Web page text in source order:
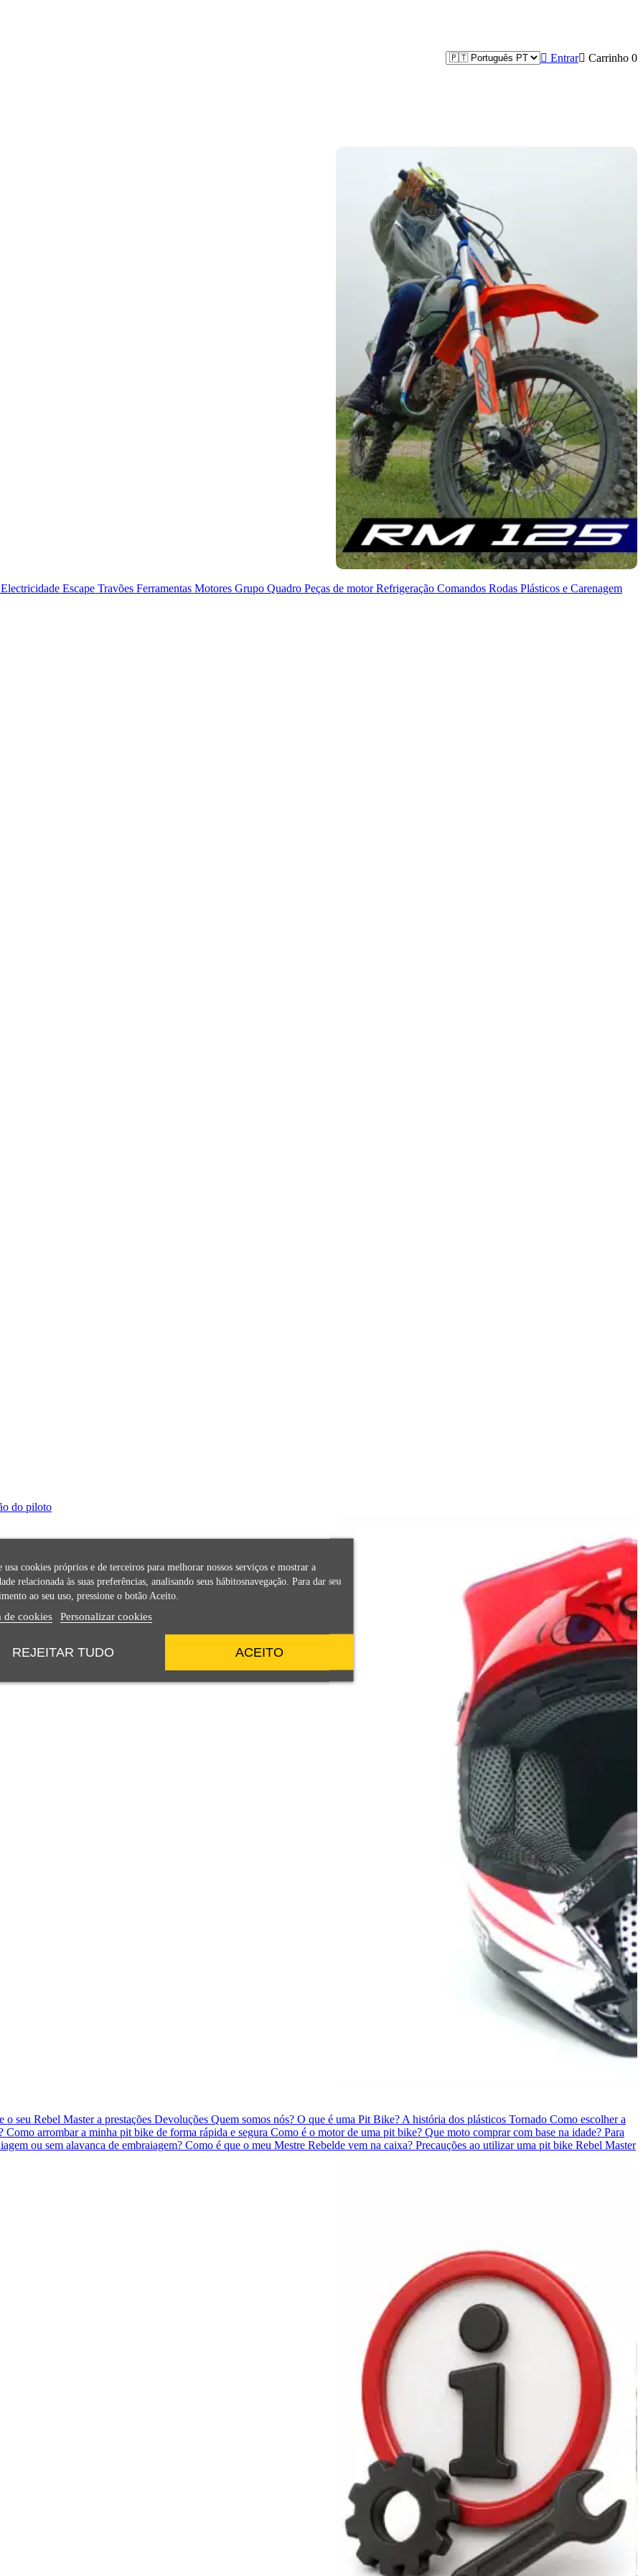
 Entrar Carrinho 0
Electricidade Escape Travões Ferramentas Motores Grupo Quadro Peças de motorRefrigeração Comandos Rodas Plásticos e Carenagem
do piloto
o seu Rebel Master a prestações Devoluções Quem somos nós? O que é uma Pit Bike? A história dos plásticos Tornado Como escolher a
Como arrombar a minha pit bike de forma rápida e segura Como é o motor de uma pit bike? Que moto comprar com base na idade? Para
ou sem alavanca de embraiagem? Como é que o meu Mestre Rebelde vem na caixa? Precauções ao utilizar uma pit bike Rebel Master
usa cookies próprios e de terceiros para melhorar nossos serviços e mostrar a
relacionada às suas preferências, analisando seus hábitosnavegação. Para dar seu
ao seu uso, pressione o botão Aceito.
de cookies Personalizar cookies
REJEITAR TUDO ACEITO